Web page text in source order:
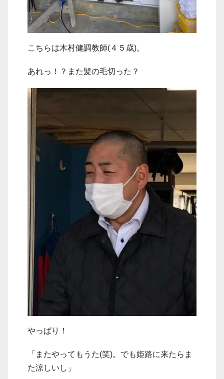
こちらは木村健調教師(４５歳)。
あれっ！？また髪の毛切った？
やっぱり！
「またやってもうた(笑)。でも姫路に来たらま
た涼しいし」